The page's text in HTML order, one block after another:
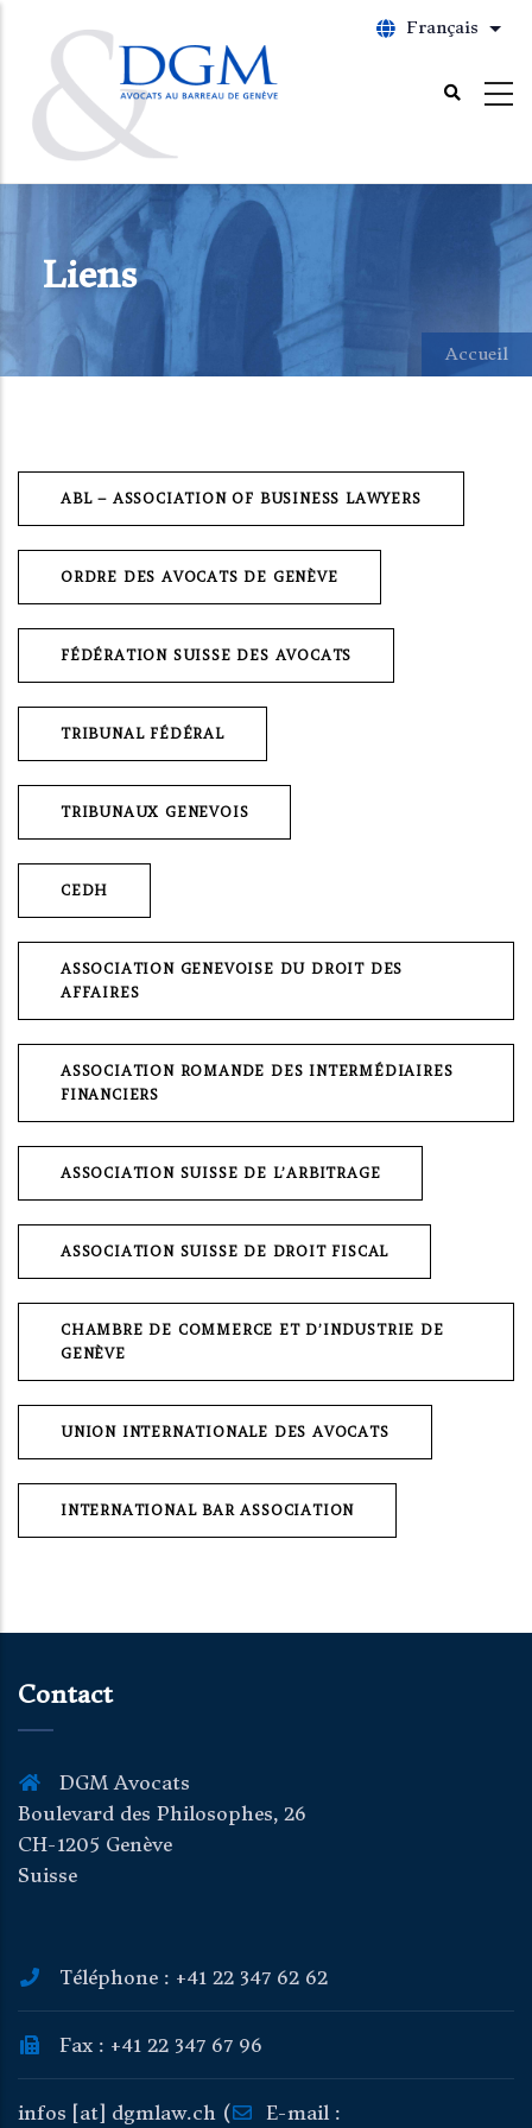
contenu
principal
Français
Liens
Accueil
ABL – ASSOCIATION OF BUSINESS LAWYERS
ORDRE DES AVOCATS DE GENÈVE
FÉDÉRATION SUISSE DES AVOCATS
TRIBUNAL FÉDÉRAL
TRIBUNAUX GENEVOIS
CEDH
ASSOCIATION GENEVOISE DU DROIT DES
AFFAIRES
ASSOCIATION ROMANDE DES INTERMÉDIAIRES
FINANCIERS
ASSOCIATION SUISSE DE L’ARBITRAGE
ASSOCIATION SUISSE DE DROIT FISCAL
CHAMBRE DE COMMERCE ET D’INDUSTRIE DE
GENÈVE
UNION INTERNATIONALE DES AVOCATS
INTERNATIONAL BAR ASSOCIATION
Contact
DGM Avocats
Boulevard des Philosophes, 26
CH-1205 Genève
Suisse
Téléphone : +41 22 347 62 62
Fax : +41 22 347 67 96
infos [at] dgmlaw.ch ( E-mail :